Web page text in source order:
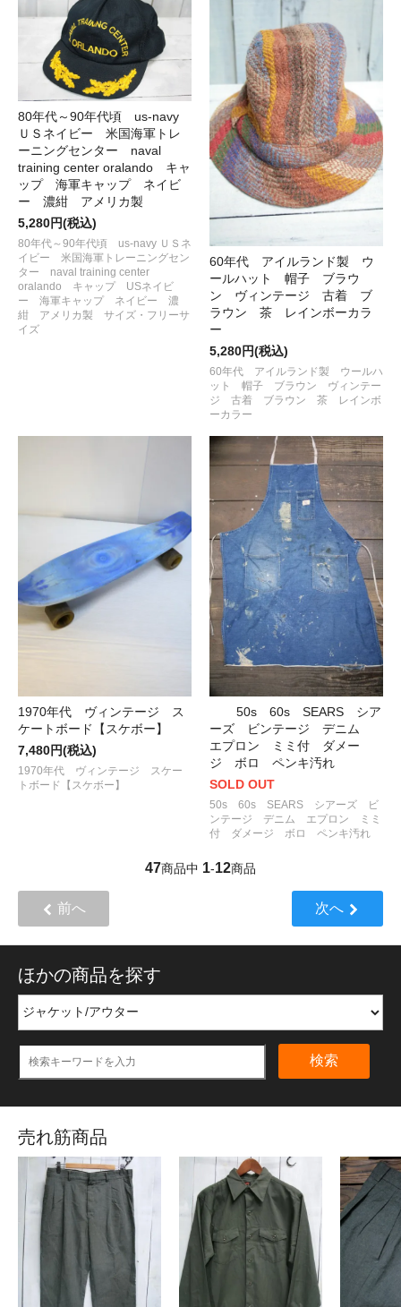
80年代～90年代頃 us-navy
ＵＳネイビー 米国海軍トレ
ーニングセンター naval
training center oralando キャ
ップ 海軍キャップ ネイビ
ー 濃紺 アメリカ製
5,280円(税込)
80年代～90年代頃 us-navy ＵＳネ
イビー 米国海軍トレーニングセン
ター naval training center
oralando キャップ USネイビ
ー 海軍キャップ ネイビー 濃
紺 アメリカ製 サイズ・フリーサ
イズ
60年代 アイルランド製 ウ
ールハット 帽子 ブラウ
ン ヴィンテージ 古着 ブ
ラウン 茶 レインボーカラ
ー
5,280円(税込)
60年代 アイルランド製 ウールハ
ット 帽子 ブラウン ヴィンテー
ジ 古着 ブラウン 茶 レインボ
ーカラー
1970年代 ヴィンテージ ス
ケートボード【スケボー】
7,480円(税込)
1970年代 ヴィンテージ スケー
トボード【スケボー】
50s 60s SEARS シア
ーズ ビンテージ デニム
エプロン ミミ付 ダメー
ジ ボロ ペンキ汚れ
SOLD OUT
50s 60s SEARS シアーズ ビ
ンテージ デニム エプロン ミミ
付 ダメージ ボロ ペンキ汚れ
47商品中 1-12商品
前へ 次へ
ほかの商品を探す
検索
売れ筋商品